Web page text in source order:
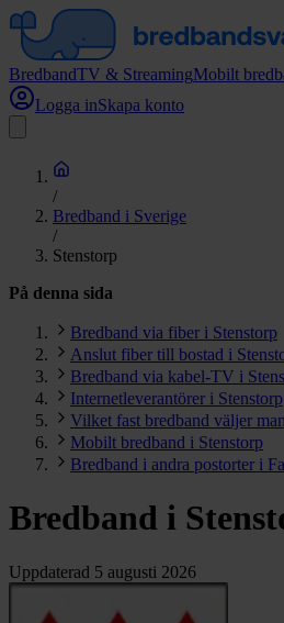
BredbandTV & StreamingMobilt
Logga inSkapa konto
/
Bredband i Sverige
/
Stenstorp
På denna sida
Bredband via fiber i Stenstorp
Anslut fiber till bostad i
Bredband via kabel-TV i
Internetleverantörer i Stenstorp
Vilket fast bredband väljer
Mobilt bredband i Stenstorp
Bredband i andra postorter i
Bredband i
Uppdaterad 5 augusti 2026